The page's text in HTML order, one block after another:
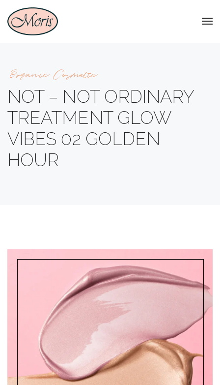
Organic Cosmetic
NOT – NOT ORDINARY
TREATMENT GLOW
VIBES 02 GOLDEN
HOUR